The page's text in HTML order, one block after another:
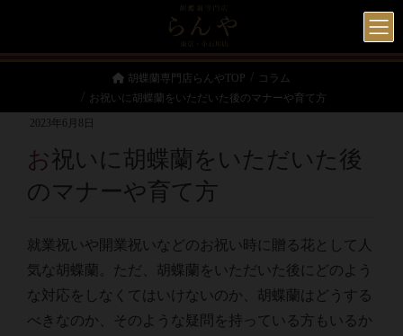
胡蝶蘭専門店らんやTOP
コラム
お祝いに胡蝶蘭をいただいた後のマナーや育て方
2023年6月8日
お祝いに胡蝶蘭をいただいた後
のマナーや育て方
就業祝いや開業祝いなどのお祝い時に贈る花として人
気な胡蝶蘭。ただ、胡蝶蘭をいただいた後にどのよう
な対応をしなくてはいけないのか、胡蝶蘭はどうする
べきなのか、そのような疑問を持っている方もいるか